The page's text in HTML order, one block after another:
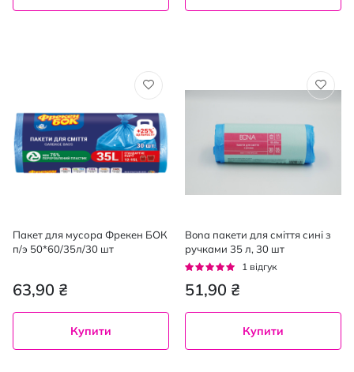
Пакет для мусора Фрекен БОК
п/э 50*60/35л/30 шт
63,90 ₴
Купити
Bona пакети для сміття сині з
ручками 35 л, 30 шт
Рейтинг:
1 відгук
51,90 ₴
Купити